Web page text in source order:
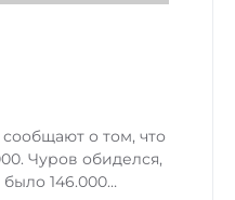
о том, что
Чуров обиделся,
было 146.000…